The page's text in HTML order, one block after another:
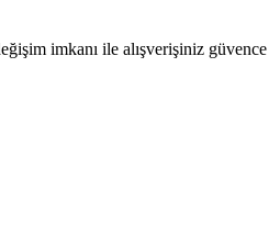
imkanı ile alışverişiniz güvence